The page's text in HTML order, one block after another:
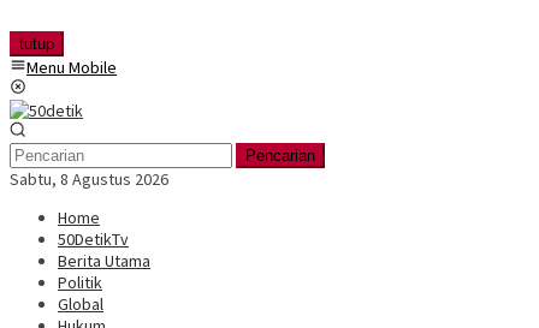
tutup
Menu Mobile
Pencarian
Sabtu, 8 Agustus 2026
Home
50DetikTv
Berita Utama
Politik
Global